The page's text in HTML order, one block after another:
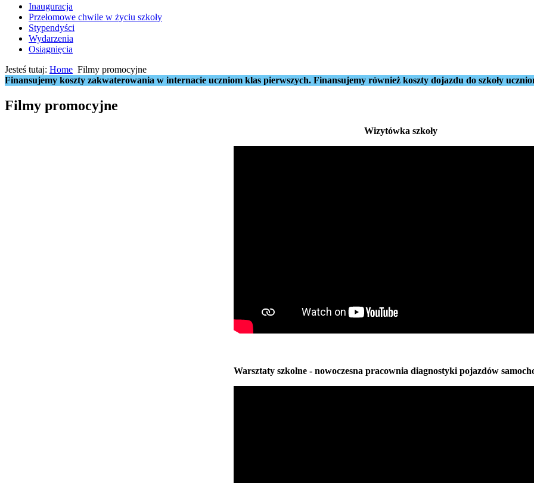
Inauguracja
Przełomowe chwile w życiu szkoły
Stypendyści
Wydarzenia
Osiągnięcia
Jesteś tutaj: Home Filmy promocyjne
Finansujemy koszty zakwaterowania w internacie uczniom klas pierwszych. Finansujemy również koszty dojazdu do szkoły
Filmy promocyjne
Wizytówka szkoły
Warsztaty szkolne - nowoczesna pracownia diagnostyki pojazdów